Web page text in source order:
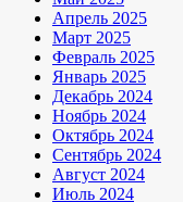
Апрель 2025
Март 2025
Февраль 2025
Январь 2025
Декабрь 2024
Ноябрь 2024
Октябрь 2024
Сентябрь 2024
Август 2024
Июль 2024